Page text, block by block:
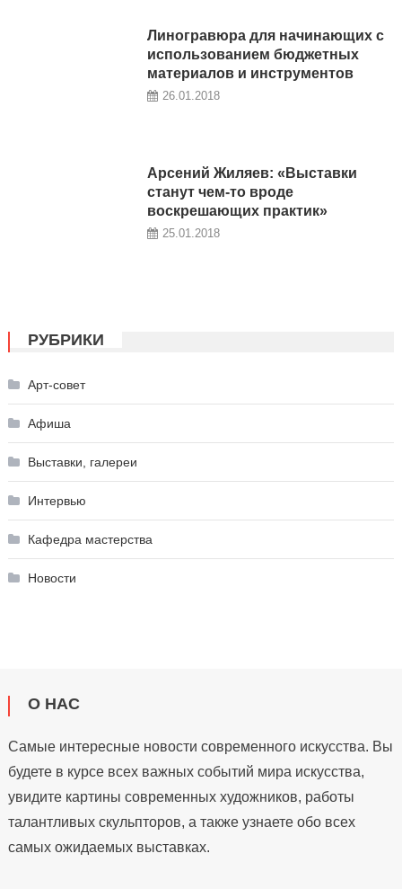
Линогравюра для начинающих с
использованием бюджетных
материалов и инструментов
26.01.2018
Арсений Жиляев: «Выставки
станут чем-то вроде
воскрешающих практик»
25.01.2018
РУБРИКИ
Арт-совет
Афиша
Выставки, галереи
Интервью
Кафедра мастерства
Новости
О НАС
Самые интересные новости современного искусства. Вы
будете в курсе всех важных событий мира искусства,
увидите картины современных художников, работы
талантливых скульпторов, а также узнаете обо всех
самых ожидаемых выставках.